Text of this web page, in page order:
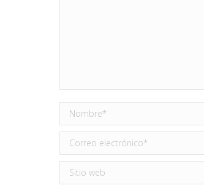
Nombre *
Correo electrónico *
Sitio web